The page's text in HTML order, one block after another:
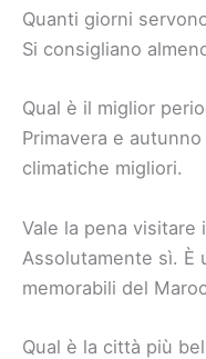
Quanti giorni
Si consigliano
Qual è il miglior
Primavera e
climatiche migliori.
Vale la pena visitare
Assolutamente sì. È
memorabili del
Qual è la città più